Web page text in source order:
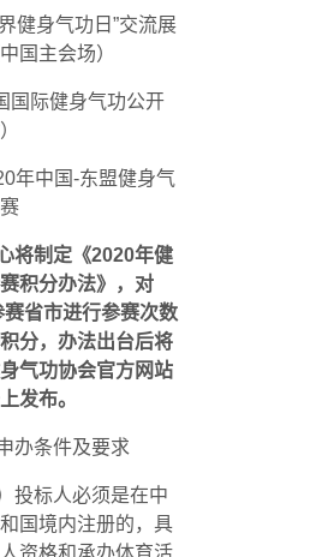
健身气功日”交流展
国主会场）
国际健身气功公开
年中国-东盟健身气
将制定《2020年健
积分办法》，对
赛省市进行参赛次数
分，办法出台后将
气功协会官方网站
发布。
办条件及要求
投标人必须是在中
国境内注册的，具
资格和承办体育活